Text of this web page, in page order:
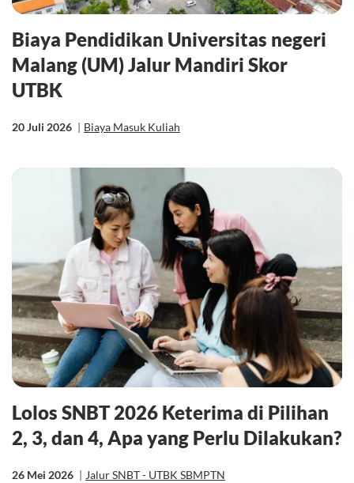
Biaya Pendidikan Universitas negeri
Malang (UM) Jalur Mandiri Skor
UTBK
20 Juli 2026 | Biaya Masuk Kuliah
Lolos SNBT 2026 Keterima di Pilihan
2, 3, dan 4, Apa yang Perlu Dilakukan?
26 Mei 2026 | Jalur SNBT - UTBK SBMPTN